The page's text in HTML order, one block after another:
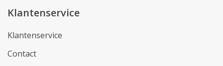
Klantenservice
Klantenservice
Contact